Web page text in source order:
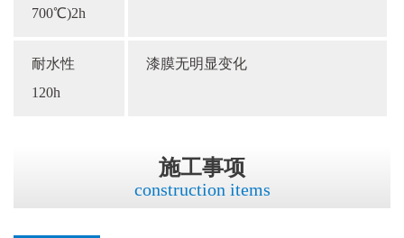
700℃)2h
耐水性
120h
漆膜无明显变化
施工事项
construction items